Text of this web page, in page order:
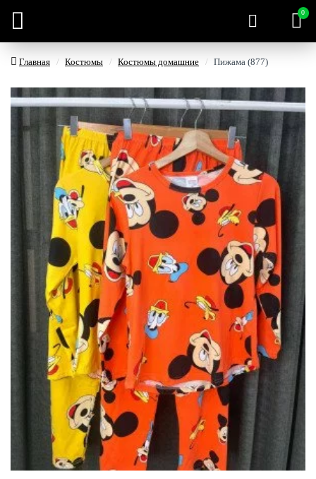
0
Главная Костюмы Костюмы домашние Пижама (877)